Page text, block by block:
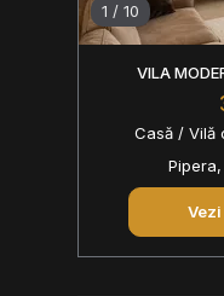
1 / 10
VILA
Casă / Vilă